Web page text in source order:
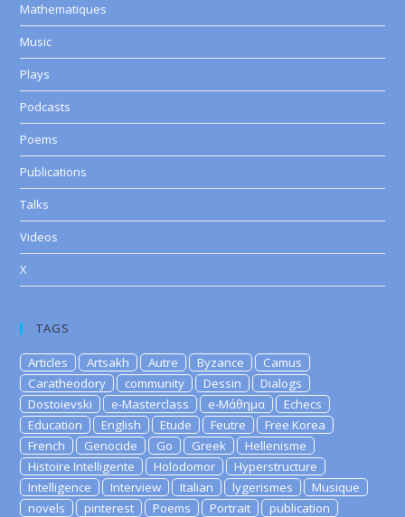
Mathematiques
Music
Plays
Podcasts
Poems
Publications
Talks
Videos
X
TAGS
Articles Artsakh Autre Byzance
Camus
Caratheodory
community Dessin
Dialogs
Dostoievski
e-Masterclass e-Μάθημα
Echecs
Education
English Etude Feutre
Free Korea
French
Genocide Go Greek
Hellenisme
Histoire Intelligente
Holodomor
Hyperstructure
Intelligence
Interview Italian lygerismes
Musique
novels
pinterest Poems Portrait
publication